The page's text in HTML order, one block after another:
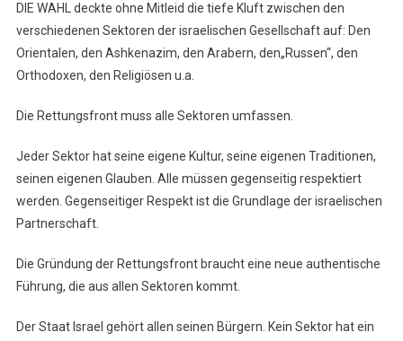
DIE WAHL deckte ohne Mitleid die tiefe Kluft zwischen den
verschiedenen Sektoren der israelischen Gesellschaft auf: Den
Orientalen, den Ashkenazim, den Arabern, den„Russen“, den
Orthodoxen, den Religiösen u.a.
Die Rettungsfront muss alle Sektoren umfassen.
Jeder Sektor hat seine eigene Kultur, seine eigenen Traditionen,
seinen eigenen Glauben. Alle müssen gegenseitig respektiert
werden. Gegenseitiger Respekt ist die Grundlage der israelischen
Partnerschaft.
Die Gründung der Rettungsfront braucht eine neue authentische
Führung, die aus allen Sektoren kommt.
Der Staat Israel gehört allen seinen Bürgern. Kein Sektor hat ein